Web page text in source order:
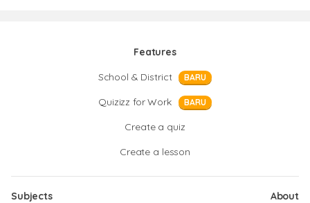
Features
School & District
BARU
Quizizz for Work BARU
Create a quiz
Create a lesson
Subjects
About